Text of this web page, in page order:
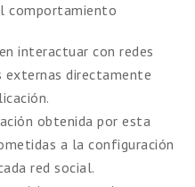
comportamiento
interactuar con redes
directamente
obtenida por esta
a la configuración
red social.